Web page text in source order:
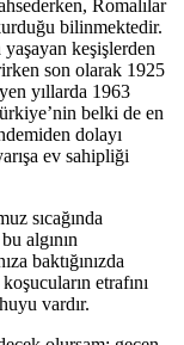
Romalılar
bilinmektedir.
keşişlerden
son olarak 1925
yıllarda 1963
belki de en
dolayı
ev sahipliği
sıcağında
algının
baktığınızda
etrafını
vardır.